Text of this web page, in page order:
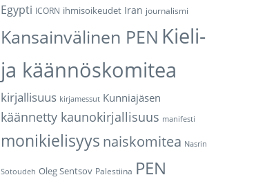
Egypti ICORN ihmisoikeudet Iran journalismi
Kansainvälinen PEN Kieli-
ja käännöskomitea
kirjallisuus kirjamessut Kunniajäsen
käännetty kaunokirjallisuus manifesti
monikielisyys naiskomitea Nasrin
Sotoudeh Oleg Sentsov Palestiina PEN